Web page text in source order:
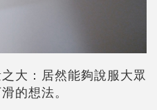
大：居然能夠說服大眾
的想法。